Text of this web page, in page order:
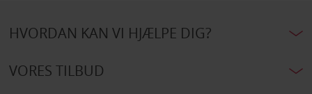
HVORDAN KAN VI HJÆLPE DIG?
VORES TILBUD